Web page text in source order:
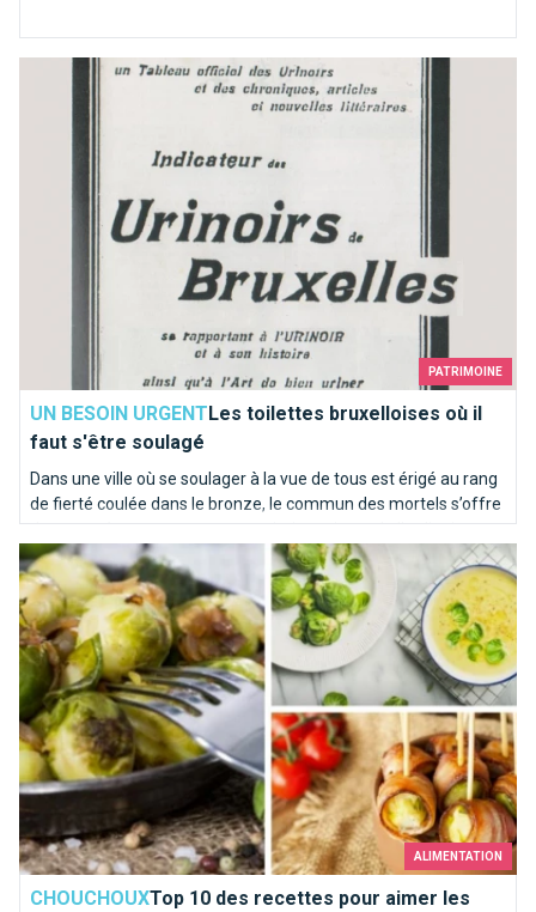
PATRIMOINE
UN BESOIN URGENTLes toilettes bruxelloises où il
faut s'être soulagé
Dans une ville où se soulager à la vue de tous est érigé au rang
de fierté coulée dans le bronze, le commun des mortels s’offre
de temps à autre une pause sanitaire qui sort de l’ordinaire.
Sélection d’adresses pour vos petits besoins...
Les toilettes bruxelloises où il faut s'être soulagé
ALIMENTATION
CHOUCHOUXTop 10 des recettes pour aimer les
Top 10 des recettes pour aimer les choux de Bruxelles